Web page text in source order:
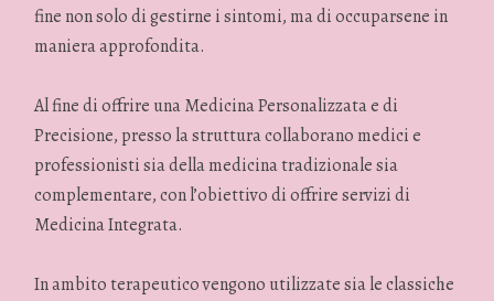
fine non solo di gestirne i sintomi, ma di occuparsene in
maniera approfondita.
Al fine di offrire una Medicina Personalizzata e di
Precisione, presso la struttura collaborano medici e
professionisti sia della medicina tradizionale sia
complementare, con l’obiettivo di offrire servizi di
Medicina Integrata.
In ambito terapeutico vengono utilizzate sia le classiche